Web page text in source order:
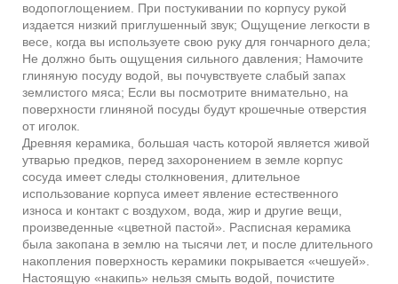
водопоглощением. При постукивании по корпусу рукой
издается низкий приглушенный звук; Ощущение легкости в
весе, когда вы используете свою руку для гончарного дела;
Не должно быть ощущения сильного давления; Намочите
глиняную посуду водой, вы почувствуете слабый запах
землистого мяса; Если вы посмотрите внимательно, на
поверхности глиняной посуды будут крошечные отверстия
от иголок.
Древняя керамика, большая часть которой является живой
утварью предков, перед захоронением в земле корпус
сосуда имеет следы столкновения, длительное
использование корпуса имеет явление естественного
износа и контакт с воздухом, вода, жир и другие вещи,
произведенные «цветной пастой». Расписная керамика
была закопана в землю на тысячи лет, и после длительного
накопления поверхность керамики покрывается «чешуей».
Настоящую «накипь» нельзя смыть водой, почистите